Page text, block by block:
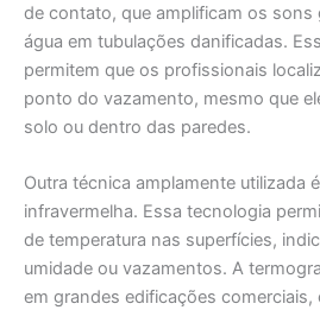
de contato, que amplificam os sons
água em tubulações danificadas.
permitem que os profissionais
ponto do vazamento, mesmo que
solo ou dentro das paredes.
Outra técnica amplamente utilizada
infravermelha. Essa tecnologia
de temperatura nas superfícies,
umidade ou vazamentos. A
em grandes edificações comerciais,